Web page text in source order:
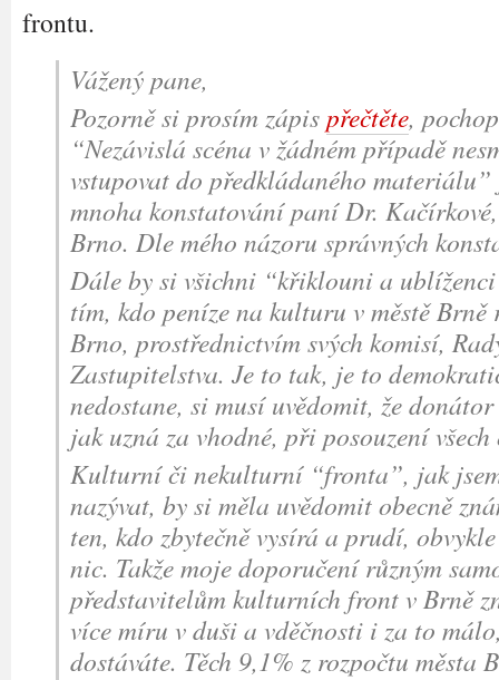
frontu.
Vážený pane,
Pozorně si prosím zápis přečtěte,
“Nezávislá scéna v žádném případě
vstupovat do předkládaného
mnoha konstatování paní Dr.
Brno. Dle mého názoru správných
Dále by si všichni “křiklouni a
tím, kdo peníze na kulturu v městě Brně
Brno, prostřednictvím svých komisí,
Zastupitelstva. Je to tak, je to
nedostane, si musí uvědomit, že
jak uzná za vhodné, při posouzení
Kulturní či nekulturní “fronta”, jak
nazývat, by si měla uvědomit obecně
ten, kdo zbytečně vysírá a prudí,
nic. Takže moje doporučení různým
představitelům kulturních front v Brně
více míru v duši a vděčnosti i za to
dostáváte. Těch 9,1% z rozpočtu města